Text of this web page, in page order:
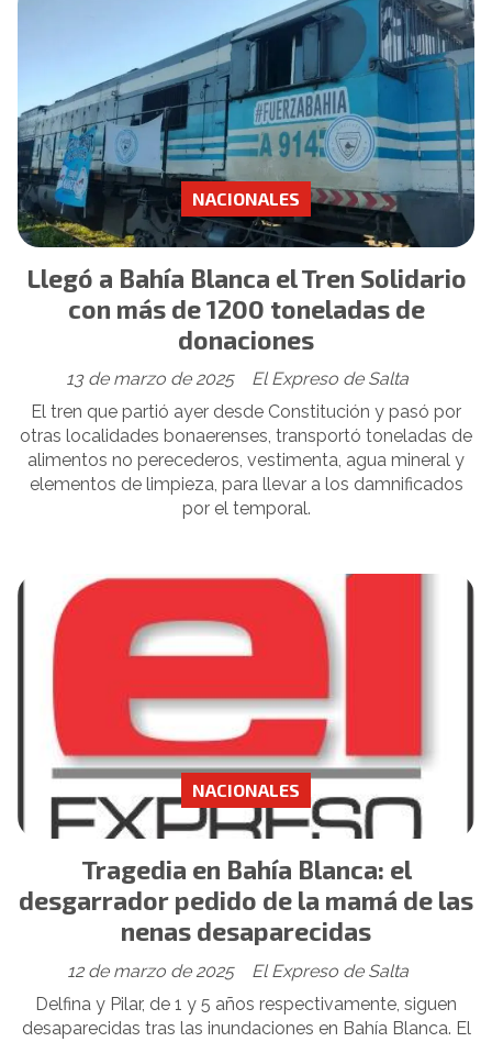
Llegó a Bahía Blanca el Tren Solidario
con más de 1200 toneladas de
donaciones
El Expreso de Salta
NACIONALES
13 de marzo de 2025
El tren que partió ayer desde Constitución y pasó por
otras localidades bonaerenses, transportó toneladas de
alimentos no perecederos, vestimenta, agua mineral y
elementos de limpieza, para llevar a los damnificados
por el temporal.
Tragedia en Bahía Blanca: el
desgarrador pedido de la mamá de las
nenas desaparecidas
El Expreso de Salta
NACIONALES
12 de marzo de 2025
Delfina y Pilar, de 1 y 5 años respectivamente, siguen
desaparecidas tras las inundaciones en Bahía Blanca. El